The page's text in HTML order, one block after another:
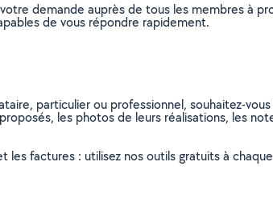
demande auprès de tous les membres à
de vous répondre rapidement.
particulier ou professionnel, souhaitez-vous
les photos de leurs réalisations, les
les factures : utilisez nos outils gratuits à